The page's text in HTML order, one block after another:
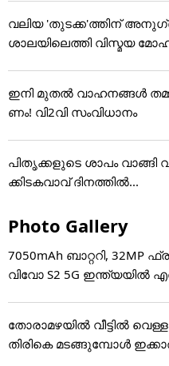
വലിയ 'തുടക്ക'ത്തിന്
ശാലയിലെത്തി വിസ്മയ
ഇനി മുതൽ വാഹനങ്ങൾ
ണം! വി2വി സംവിധാനം
പിതൃക്കളുടെ ശാപം
ക്കിടകവാവ് ദിനത്തിൽ...
Photo Gallery
7050mAh ബാറ്ററി, 32MP
വിവോ S2 5G ഇന്ത്യയിൽ
തോരാമഴയിൽ വീട്ടിൽ
തിരികെ മടങ്ങുമ്പോൾ